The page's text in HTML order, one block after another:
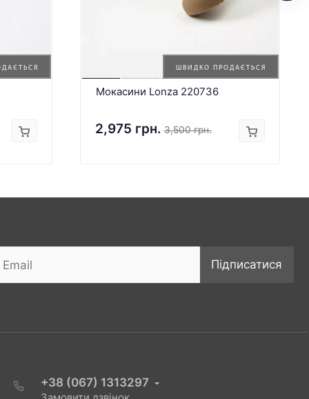
ШВИДКО ПРОДАЄТЬСЯ
Мокасини Lonza 220736
2,975 грн. 3,500 грн.
Підписатися
+38 (067) 1313297